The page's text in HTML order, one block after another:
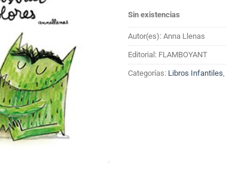
Sin existencias
Autor(es): Anna Llenas
Editorial: FLAMBOYANT
Categorías: Libros Infantiles,